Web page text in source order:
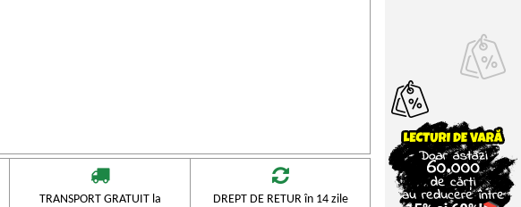
TRANSPORT GRATUIT la
DREPT DE RETUR în 14 zile